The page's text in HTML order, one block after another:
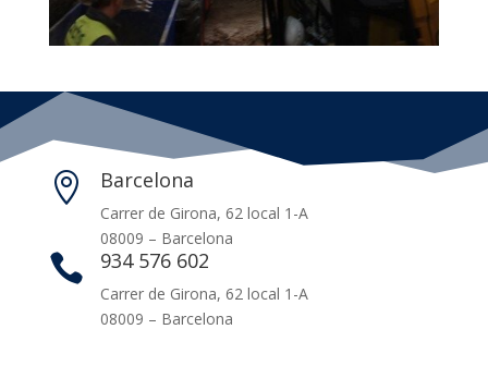
 Barcelona
Carrer de Girona, 62 local 1-A
08009 – Barcelona
 934 576 602
Carrer de Girona, 62 local 1-A
08009 – Barcelona